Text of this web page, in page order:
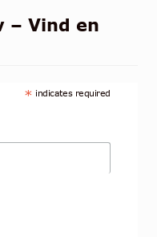
– Vind en
* indicates required